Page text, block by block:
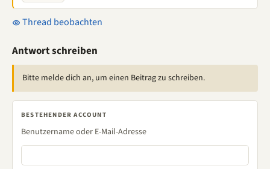
Thread beobachten
Antwort schreiben
Bitte melde dich an, um einen Beitrag zu schreiben.
BESTEHENDER ACCOUNT
Benutzername oder E-Mail-Adresse